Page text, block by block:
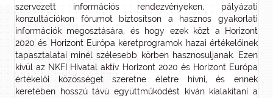
szervezett információs rendezvényeken, pályázati
konzultációkon fórumot biztosítson a hasznos gyakorlati
információk megosztására, és hogy ezek közt a Horizont
2020 és Horizont Európa keretprogramok hazai értékelőinek
tapasztalatai minél szélesebb körben hasznosuljanak. Ezen
kívül az NKFI Hivatal aktív Horizont 2020 és Horizont Európa
értékelői közösséget szeretne életre hívni, és ennek
keretében hosszú távú együttműködést kíván kialakítani a